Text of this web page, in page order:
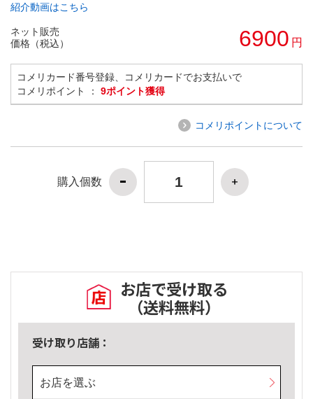
紹介動画はこちら
ネット販売
価格（税込）
6900 円
コメリカード番号登録、コメリカードでお支払いで
コメリポイント ： 9ポイント獲得
コメリポイントについて
購入個数
お店で受け取る
（送料無料）
受け取り店舗：
お店を選ぶ